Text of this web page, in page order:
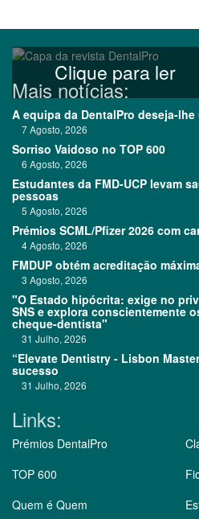
Clique para ler
Mais notícias:
A equipa da DentalPro deseja-
7 Agosto, 2026
Sorriso Vaidoso no TOP 600
6 Agosto, 2026
Estudantes da FMD-UCP levam
pessoas
5 Agosto, 2026
Prémios SCML/Pfizer 2026 com
4 Agosto, 2026
FMDUP obtém acreditação
3 Agosto, 2026
"O Estado hipócrita: exige no
SNS e explora conscientemente
cheque-dentista"
31 Julho, 2026
“Elevate Dentistry - Lisbon
sucesso
31 Julho, 2026
Links:
Prémios DentalPro
TOP 600
Quem é Quem